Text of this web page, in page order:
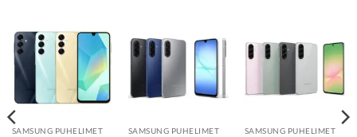
SAMSUNG PUHELIMET SAMSUNG PUHELIMET SAMSUNG PUHELIMET